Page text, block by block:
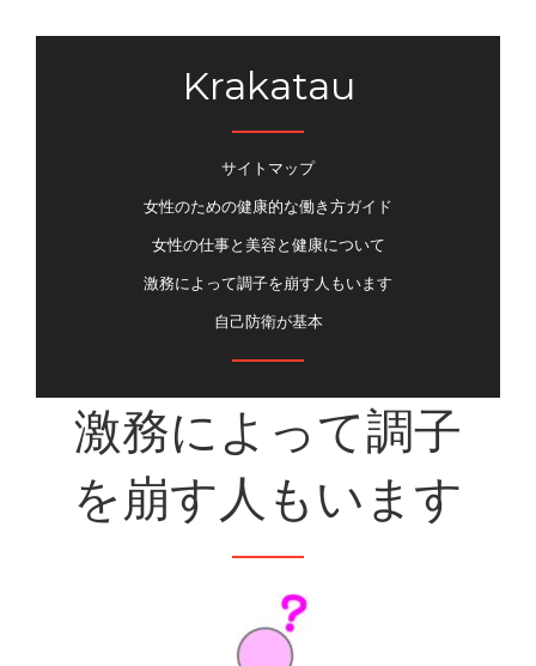
Krakatau
サイトマップ
女性のための健康的な働き方ガイド
女性の仕事と美容と健康について
激務によって調子を崩す人もいます
自己防衛が基本
激務によって調子
を崩す人もいます